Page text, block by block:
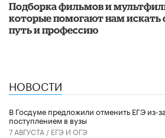
Подборка фильмов и
которые помогают нам искать
путь и профессию
НОВОСТИ
В Госдуме предложили отменить ЕГЭ из-
поступлением в вузы
7 АВГУСТА / ЕГЭ И ОГЭ